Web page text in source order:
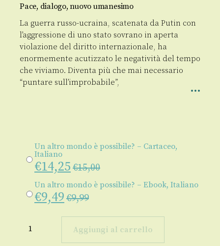
Pace, dialogo, nuovo umanesimo
La guerra russo-ucraina, scatenata da Putin con
l’aggressione di uno stato sovrano in aperta
violazione del diritto internazionale, ha
enormemente acutizzato le negatività del tempo
che viviamo. Diventa più che mai necessario
“puntare sull’improbabile”,
Un altro mondo è possibile? – Cartaceo,
Italiano
€14,25 €15,00
Un altro mondo è possibile? – Ebook, Italiano
€9,49 €9,99
altro
Aggiungi al carrello